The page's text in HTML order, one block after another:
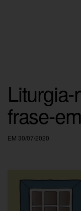
frase-
EM 30/07/2020